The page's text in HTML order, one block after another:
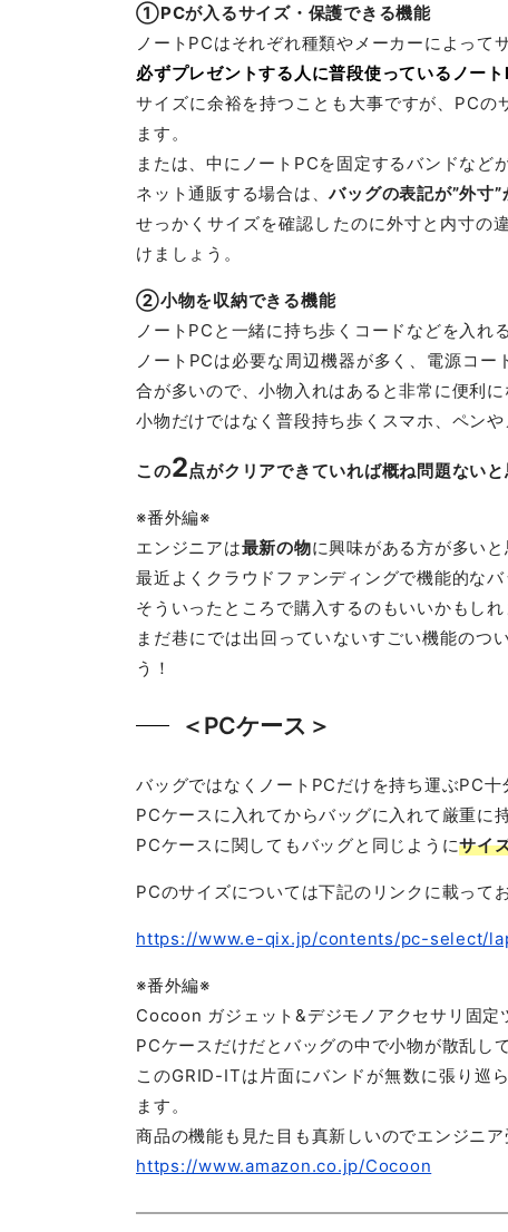
①PCが入るサイズ・保護できる機能
ノートPCはそれぞれ種類やメーカーによって
必ずプレゼントする人に普段使っているノー
サイズに余裕を持つことも大事ですが、PC
ます。
または、中にノートPCを固定するバンドなど
ネット通販する場合は、バッグの表記が”外寸”
せっかくサイズを確認したのに外寸と内寸の
けましょう。
②小物を収納できる機能
ノートPCと一緒に持ち歩くコードなどを入れ
ノートPCは必要な周辺機器が多く、電源コ
合が多いので、小物入れはあると非常に便利に
小物だけではなく普段持ち歩くスマホ、ペン
この2点がクリアできていれば概ね問題ないと
※番外編※
エンジニアは最新の物に興味がある方が多いと
最近よくクラウドファンディングで機能的な
そういったところで購入するのもいいかもしれ
まだ巷にでは出回っていないすごい機能のつ
う！
＜PCケース＞
バッグではなくノートPCだけを持ち運ぶPC十
PCケースに入れてからバッグに入れて厳重に
PCケースに関してもバッグと同じようにサイ
PCのサイズについては下記のリンクに載ってお
https://www.e-qix.jp/contents/pc-select/
※番外編※
Cocoon ガジェット&デジモノアクセサリ固定
PCケースだけだとバッグの中で小物が散乱し
このGRID-ITは片面にバンドが無数に張り巡
ます。
商品の機能も見た目も真新しいのでエンジニ
https://www.amazon.co.jp/Cocoon